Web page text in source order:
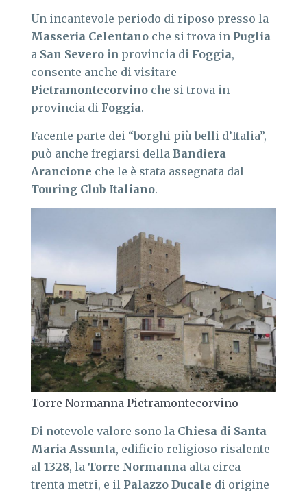
Un incantevole periodo di riposo presso la
Masseria Celentano che si trova in Puglia
a San Severo in provincia di Foggia,
consente anche di visitare
Pietramontecorvino che si trova in
provincia di Foggia.
Facente parte dei “borghi più belli d’Italia”,
può anche fregiarsi della Bandiera
Arancione che le è stata assegnata dal
Touring Club Italiano.
Torre Normanna Pietramontecorvino
Di notevole valore sono la Chiesa di Santa
Maria Assunta, edificio religioso risalente
al 1328, la Torre Normanna alta circa
trenta metri, e il Palazzo Ducale di origine